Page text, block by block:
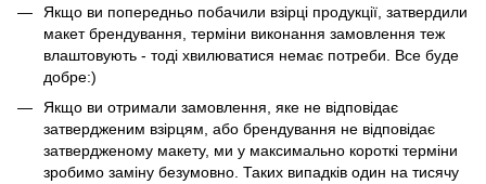
Якщо ви попередньо побачили взірці продукції, затвердили
макет брендування, терміни виконання замовлення теж
влаштовують - тоді хвилюватися немає потреби. Все буде
добре:)
Якщо ви отримали замовлення, яке не відповідає
затвердженим взірцям, або брендування не відповідає
затвердженому макету, ми у максимально короткі терміни
зробимо заміну безумовно. Таких випадків один на тисячу